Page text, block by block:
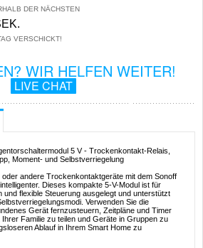
DER NÄCHSTEN
VERSCHICKT!
WIR HELFEN WEITER!
LIVE CHAT
5 V - Trockenkontakt-Relais,
Moment- und Selbstverriegelung
andere Trockenkontaktgeräte mit dem Sonoff
Dieses kompakte 5-V-Modul ist für
und flexible Steuerung ausgelegt und unterstützt
Verwenden Sie die
Gerät fernzusteuern, Zeitpläne und Timer
Familie zu teilen und Geräte in Gruppen zu
Ablauf in Ihrem Smart Home zu